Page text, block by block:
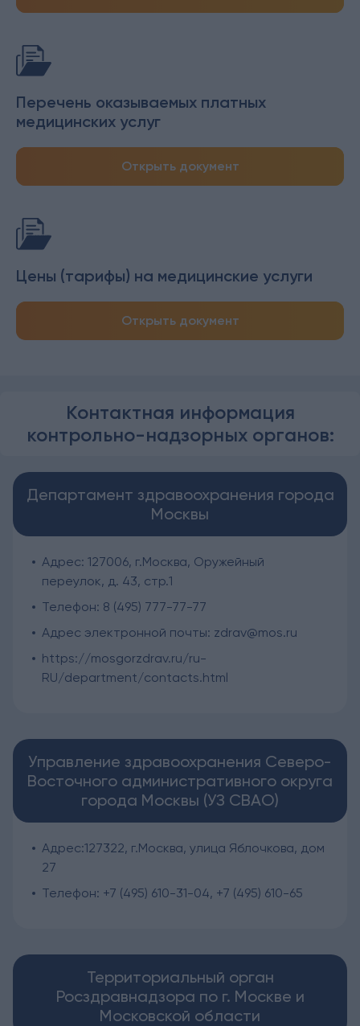
Перечень оказываемых платных
медицинских услуг
Открыть документ
Цены (тарифы) на медицинские услуги
Открыть документ
Контактная информация
контрольно-надзорных органов:
Департамент здравоохранения города
Москвы
Адрес: 127006, г.Москва, Оружейный
переулок, д. 43, стр.1
Телефон: 8 (495) 777-77-77
Адрес электронной почты: zdrav@mos.ru
https://mosgorzdrav.ru/ru-
RU/department/contacts.html
Управление здравоохранения Северо-
Восточного административного округа
города Москвы (УЗ СВАО)
Адрес:127322, г.Москва, улица Яблочкова, дом
27
Телефон: +7 (495) 610-31-04, +7 (495) 610-65
Территориальный орган
Росздравнадзора по г. Москве и
Московской области